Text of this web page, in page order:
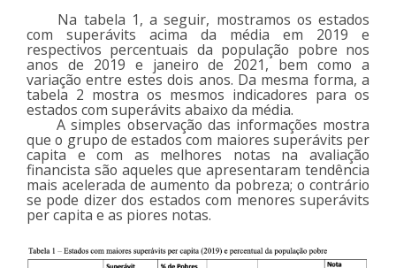
Na tabela 1, a seguir, mostramos os estados
com superávits acima da média em 2019 e
respectivos percentuais da população pobre nos
anos de 2019 e janeiro de 2021, bem como a
variação entre estes dois anos. Da mesma forma, a
tabela 2 mostra os mesmos indicadores para os
estados com superávits abaixo da média.
A simples observação das informações mostra
que o grupo de estados com maiores superávits per
capita e com as melhores notas na avaliação
financista são aqueles que apresentaram tendência
mais acelerada de aumento da pobreza; o contrário
se pode dizer dos estados com menores superávits
per capita e as piores notas.